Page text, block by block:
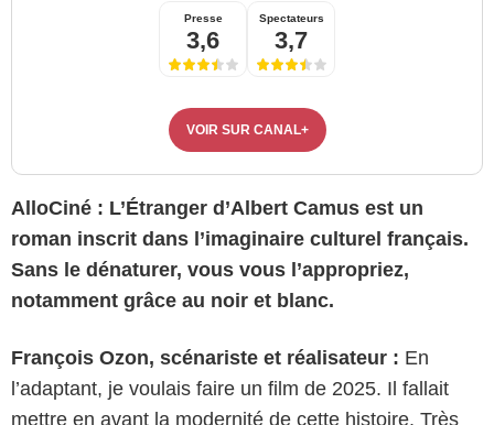
Presse
3,6
Spectateurs
3,7
VOIR SUR CANAL+
AlloCiné : L’Étranger d’Albert Camus est un
roman inscrit dans l’imaginaire culturel français.
Sans le dénaturer, vous vous l’appropriez,
notamment grâce au noir et blanc.
François Ozon, scénariste et réalisateur : En
l’adaptant, je voulais faire un film de 2025. Il fallait
mettre en avant la modernité de cette histoire. Très